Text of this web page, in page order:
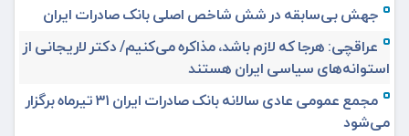
جهش بی‌سابقه در شش شاخص اصلی بانک صادرات ایران
عراقچی: هرجا که لازم باشد، مذاکره می‌کنیم/ دکتر لاریجانی از
استوانه‌های سیاسی ایران هستند
مجمع عمومی عادی سالانه بانک صادرات ایران ۳۱ تیرماه برگزار
می‌شود